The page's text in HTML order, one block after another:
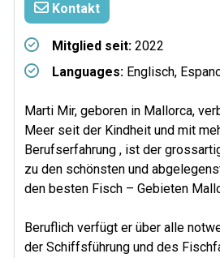
Kontakt
Mitglied seit: 2022
Languages: Englisch,
Marti Mir, geboren in Mallorca,
Meer seit der Kindheit und mit
Berufserfahrung , ist der
zu den schönsten und
den besten Fisch – Gebieten
Beruflich verfügt er über alle
der Schiffsführung und des